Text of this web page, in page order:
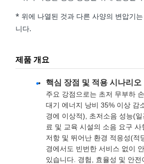
* 위에 나열된 것과 다른 사양의 변압기
니다.
제품 개요
핵심 장점 및 적용 시나리오
주요 강점으로는 초저 무부하
대기 에너지 낭비 35% 이상 감
경에 이상적), 초저소음 성능(
료 및 교육 시설의 소음 요구
저항 및 뛰어난 환경 적응성(적
경에서도 빈번한 서비스 없이
있습니다. 경험, 효율성 및 안